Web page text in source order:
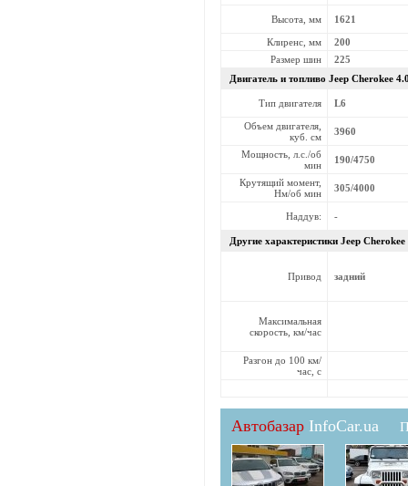
Высота, мм 1621
Клиренс, мм
200
Размер шин
225
Двигатель и топливо Jeep Cherokee
Тип двигателя L6
Объем двигателя,
куб. см
3960
Мощность, л.с./об
мин
190/4750
Крутящий момент,
Нм/об мин
305/4000
Наддув: -
Другие характеристики Jeep
Привод задний
Максимальная
скорость, км/час
Разгон до 100 км/
час, с
Автобазар InfoCar.ua